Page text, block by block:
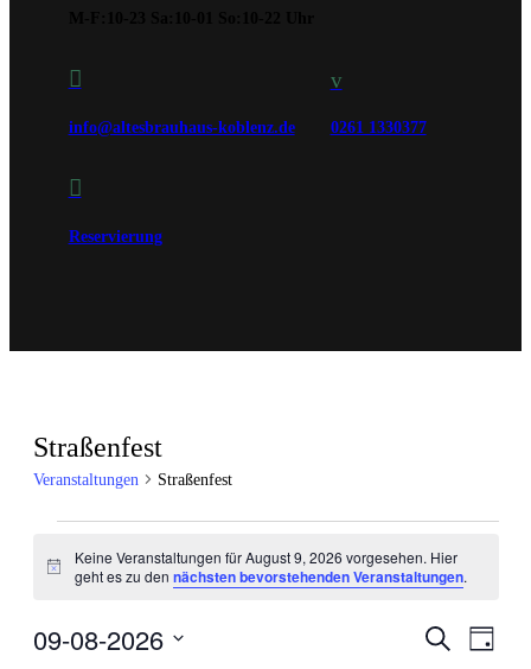

info@altesbrauhaus-koblenz.de
v
0261 1330377

Reservierung
Straßenfest
Veranstaltungen Straßenfest
für
9,
Hinweis
Keine Veranstaltungen für August 9, 2026 vorgesehen. Hier
geht es zu dennächsten bevorstehenden Veranstaltungen.
Suche
Tag
09-08-2026